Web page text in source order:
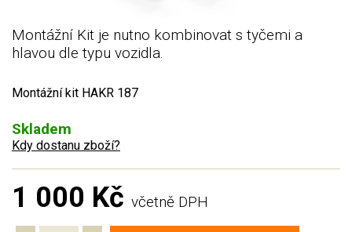
Montážní Kit je nutno kombinovat s tyčemi a
hlavou dle typu vozidla.
Montážní kit HAKR 187
Skladem
Kdy dostanu zboží?
1 000 Kč včetně DPH